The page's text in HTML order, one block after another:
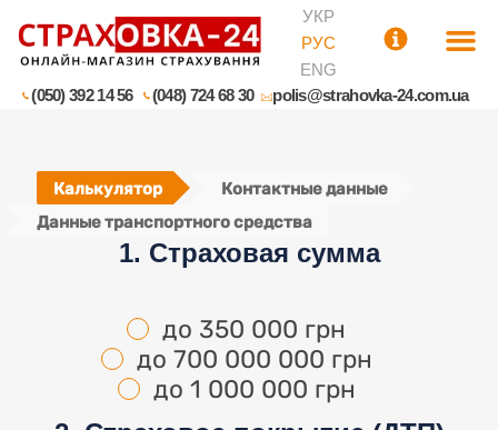
УКР
РУС
ENG
(050) 392 14 56 (048) 724 68 30 polis@strahovka-24.com.ua
Калькулятор
Контактные данные
Данные транспортного средства
1. Страховая сумма
до 350 000 грн
до 700 000 000 грн
до 1 000 000 грн